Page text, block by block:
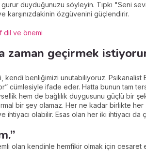
gurur duyduğunuzu söyleyin. Tıpkı "Seni
karşınızdakinin özgüvenini güçlendirir.
dil ve önemi
geçirmek
kendi benliğimizi unutabiliyoruz.
cümlesiyle ifade eder. Hatta bunun tam
hem de bağlılık duygusunu güçlü bir
bir şey olamaz. Her ne kadar birlikte her
ihtiyacı olabilir. Esas olan her iki ihtiyacı
olan kendinle hemfikir olmak için